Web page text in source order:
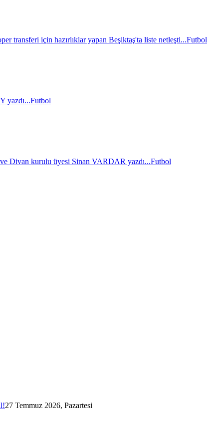
transferi için hazırlıklar yapan Beşiktaş'ta liste netleşti...Futbol
yazdı...Futbol
Divan kurulu üyesi Sinan VARDAR yazdı...Futbol
27 Temmuz 2026, Pazartesi